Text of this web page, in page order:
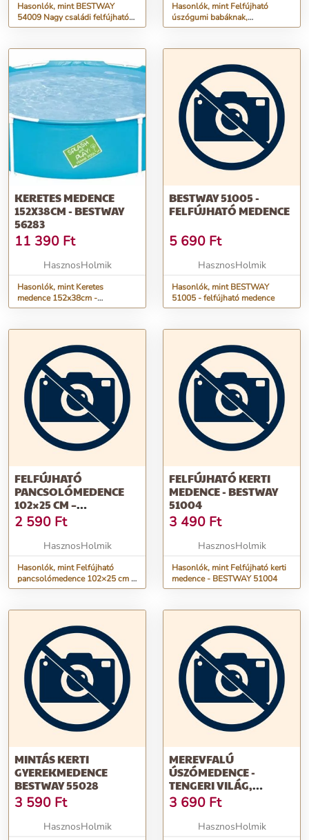
Hasonlók, mint BESTWAY
54009 Nagy családi felfújható
kerti medence 305x183x56
Hasonlók, mint Felfújható
úszógumi babáknak,
baldachinos tetővel
KERETES MEDENCE
152X38CM - BESTWAY
56283
11 390 Ft
HasznosHolmik
Hasonlók, mint Keretes
medence 152x38cm -
BESTWAY 56283
BESTWAY 51005 -
FELFÚJHATÓ MEDENCE
5 690 Ft
HasznosHolmik
Hasonlók, mint BESTWAY
51005 - felfújható medence
FELFÚJHATÓ
PANCSOLÓMEDENCE
102×25 CM –
GYEREKMEDENCE
KERTBE | BESTWAY
51008
2 590 Ft
HasznosHolmik
Hasonlók, mint Felfújható
pancsolómedence 102×25 cm –
gyerekmedence kertbe | Bestway
FELFÚJHATÓ KERTI
MEDENCE - BESTWAY
51004
3 490 Ft
HasznosHolmik
Hasonlók, mint Felfújható kerti
medence - BESTWAY 51004
MINTÁS KERTI
GYEREKMEDENCE
BESTWAY 55028
3 590 Ft
HasznosHolmik
MEREVFALÚ
ÚSZÓMEDENCE -
TENGERI VILÁG,
BESTWAY 55029
3 690 Ft
HasznosHolmik